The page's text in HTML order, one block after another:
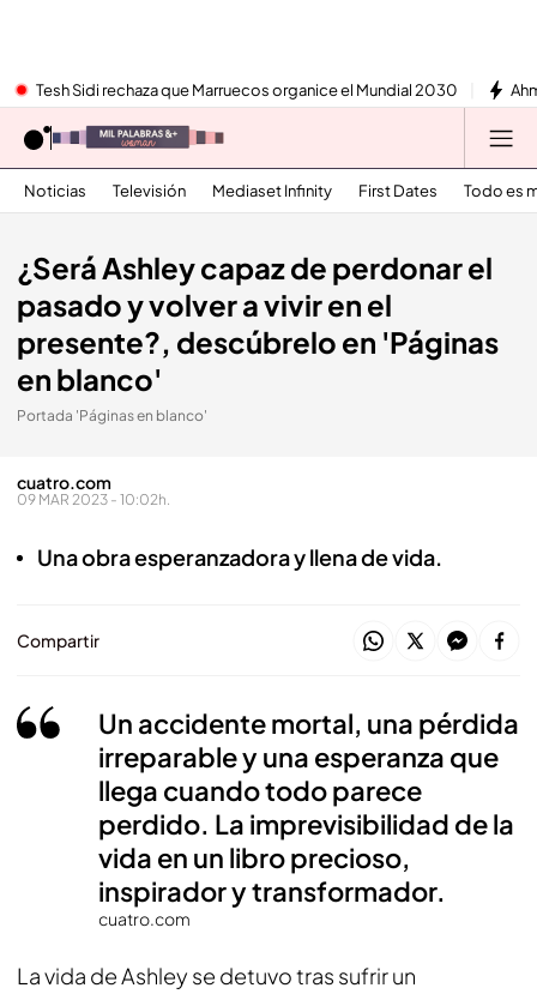
Tesh Sidi rechaza que Marruecos organice el Mundial 2030
Noticias Televisión Mediaset Infinity First Dates Todo es
¿Será Ashley capaz de perdonar el
pasado y volver a vivir en el
presente?, descúbrelo en 'Páginas
en blanco'
Portada 'Páginas en blanco'
cuatro.com
09 MAR 2023 - 10:02h.
Una obra esperanzadora y llena de vida.
Compartir
Un accidente mortal, una pérdida
irreparable y una esperanza que
llega cuando todo parece
perdido. La imprevisibilidad de la
vida en un libro precioso,
inspirador y transformador.
cuatro.com
La vida de Ashley se detuvo tras sufrir un